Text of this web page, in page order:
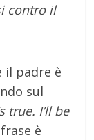
contro il
il padre è
sul
true. I’ll be
è